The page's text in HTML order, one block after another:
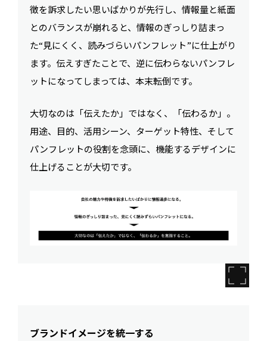
徴を訴求したい思いばかりが先行し、情報量と紙面
とのバランスが崩れると、情報のぎっしり詰まっ
た“見にくく、読みづらいパンフレット”に仕上がり
ます。伝えすぎたことで、逆に伝わらないパンフレ
ットになってしまっては、本末転倒です。
大切なのは「伝えたか」ではなく、「伝わるか」。
用途、目的、活用シーン、ターゲット特性、そして
パンフレットの役割を念頭に、機能するデザインに
仕上げることが大切です。
ブランドイメージを統一する